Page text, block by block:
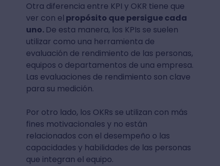
Otra diferencia entre KPI y OKR tiene que
ver con el propósito que persigue cada
uno. De esta manera, los KPIs se suelen
utilizar como una herramienta de
evaluación de rendimiento de las personas,
equipos o departamentos de una empresa.
Las evaluaciones de rendimiento son clave
para su medición.
Por otro lado, los OKRs se utilizan con más
fines motivacionales y no están
relacionados con el desempeño o las
capacidades y habilidades de las personas
que integran el equipo.